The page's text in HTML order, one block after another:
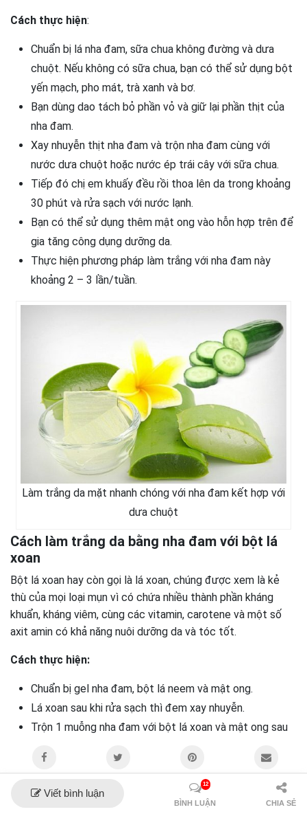
Cách thực hiện:
Chuẩn bị lá nha đam, sữa chua không đường và dưa
chuột. Nếu không có sữa chua, bạn có thể sử dụng bột
yến mạch, pho mát, trà xanh và bơ.
Bạn dùng dao tách bỏ phần vỏ và giữ lại phần thịt của
nha đam.
Xay nhuyễn thịt nha đam và trộn nha đam cùng với
nước dưa chuột hoặc nước ép trái cây với sữa chua.
Tiếp đó chị em khuấy đều rồi thoa lên da trong khoảng
30 phút và rửa sạch với nước lạnh.
Bạn có thể sử dụng thêm mật ong vào hỗn hợp trên để
gia tăng công dụng dưỡng da.
Thực hiện phương pháp làm trắng với nha đam này
khoảng 2 – 3 lần/tuần.
Làm trắng da mặt nhanh chóng với nha đam kết hợp với
dưa chuột
Cách làm trắng da bằng nha đam với bột lá
xoan
Bột lá xoan hay còn gọi là lá xoan, chúng được xem là kẻ
thù của mọi loại mụn vì có chứa nhiều thành phần kháng
khuẩn, kháng viêm, cùng các vitamin, carotene và một số
axit amin có khả năng nuôi dưỡng da và tóc tốt.
Cách thực hiện:
Chuẩn bị gel nha đam, bột lá neem và mật ong.
Lá xoan sau khi rửa sạch thì đem xay nhuyễn.
Trộn 1 muỗng nha đam với bột lá xoan và mật ong sau
Thực hiện 2 – 3 lần/tuần.
Lưu ý khi áp dụng các cách làm trắng
Viết bình luận
12
BÌNH LUẬN CHIA SẺ